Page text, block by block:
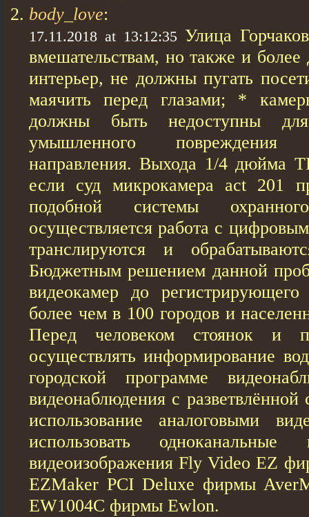
body_love:
17.11.2018 at 13:12:35 Улица
вмешательствам, но также и более
интерьер, не должны пугать
маячить перед глазами; *
должны быть недоступны
умышленного
направления. Выхода 1/4 дюйма
если суд микрокамера act 201
подобной системы
осуществляется работа с
транслируются и
Бюджетным решением данной
видеокамер до регистрирующего
более чем в 100 городов и
Перед человеком стоянок и
осуществлять информирование
городской программе
видеонаблюдения с
использование аналоговыми
использовать
видеоизображения Fly Video EZ
EZMaker PCI Deluxe фирмы
EW1004С фирмы Ewlon.